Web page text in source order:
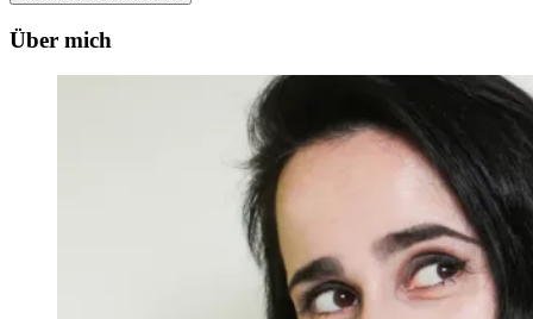
Über mich